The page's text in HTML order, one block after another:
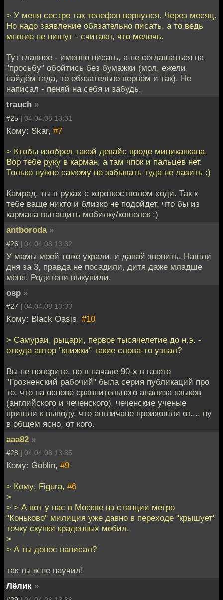
> У меня сестре так телефон вернулся. Через месяц.
Но надо заявление обязательно писать, а то ведь
многие не пишут - считают, что мелочь.
Тут главное - именно писать, а не соглашаться на
"просьбу" обойтись без бумажки (мол, ежели
найдём гада, то обязательно вернём и так). Не
написал - пеняй на себя и забудь.
trauch »
#25 | 04.04.08 13:31
Кому: Skar, #7
> Ктобы изобрел такой девайс вроде миникапкана.
Вор тебе руку в карман, а там чпок и пальцев нет.
Только нужно самому не забывать туда не лазить :)
Камрад, ты в руках с короткостволом ходи. Так к
тебе ваще никто и близко не подойдет, что бы из
кармана вытащить мобилку/кошелек :)
antboroda »
#26 | 04.04.08 13:32
У мамы моей тоже украли, и давай звонить. Нашли
дня за 3, правда не посадили, дитя даже младше
меня. Родители выкупили.
osp »
#27 | 04.04.08 13:33
Кому: Black Oasis, #10
> Самураи, рыцари, первое тысячелетие до н.э. -
откуда автор "книжки" такие слова-то узнал?
Вы не поверите, но в начале 90-х в газете
"Грозненский рабочий" была серия публикаций про
то, что на основе сравнительного анализа языков
(английского и чеченского), чеченские ученые
пришли к выводу, что англичане произошли от..., ну
в общем ясно, от кого.
aaa82 »
#28 | 04.04.08 13:35
Кому: Goblin, #9
> Кому: Figura, #6
>
> > А вот у нас в Москве на станции метро
"Коньково" милиция уже давно в переходе "крышует"
точку скупки краденных мобил.
>
> А ты донос написал?
так ты ж не научил!
Лёлик »